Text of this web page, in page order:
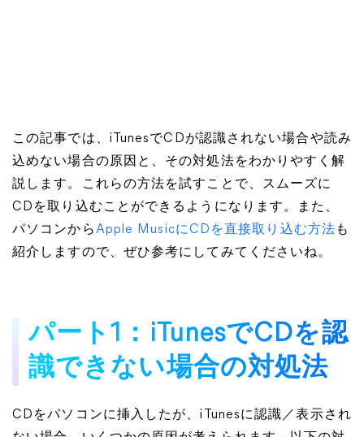
この記事では、iTunesでCDが認識されない場合や読み
込めない場合の原因と、その対処法をわかりやすく解
説します。これらの方法を試すことで、スムーズに
CDを取り込むことができるようになります。また、
パソコンからApple MusicにCDを直接取り込む方法 も
紹介しますので、ぜひ参考にしてみてくださいね。
パート1：iTunesでCDを認
識できない場合の対処法
CDをパソコンに挿入したが、iTunesに認識／表示され